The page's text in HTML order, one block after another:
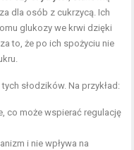
dla osób z cukrzycą. Ich
glukozy we krwi dzięki
to, że po ich spożyciu nie
słodzików. Na przykład:
co może wspierać regulację
i nie wpływa na